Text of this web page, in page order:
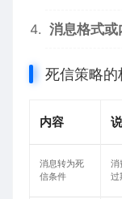
消息格式或
死信策略的
内容
消息转为死
信条件
消
过